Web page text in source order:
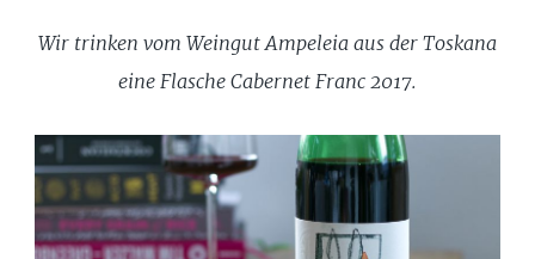
Wir trinken vom Weingut Ampeleia aus der Toskana
eine Flasche Cabernet Franc 2017.